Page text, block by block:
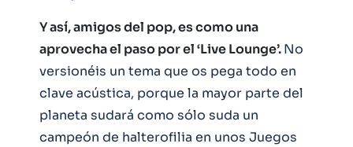
Y así, amigos del pop, es como una
aprovecha el paso por el ‘Live Lounge’.No
versionéis un tema que os pega todo en
clave acústica, porque la mayor parte del
planeta sudará como sólo suda un
campeón de halterofilia en unos Juegos